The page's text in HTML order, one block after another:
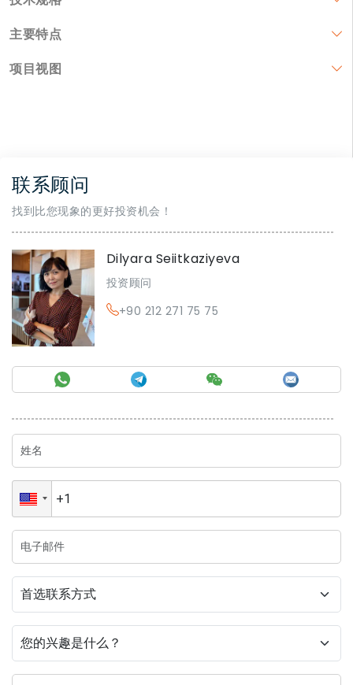
主要特点
项目视图
联系顾问
找到比您现象的更好投资机会！
Dilyara Seiitkaziyeva
投资顾问
+90 212 271 75 75